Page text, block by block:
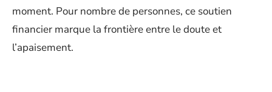
moment. Pour nombre de personnes, ce soutien
financier marque la frontière entre le doute et
l’apaisement.